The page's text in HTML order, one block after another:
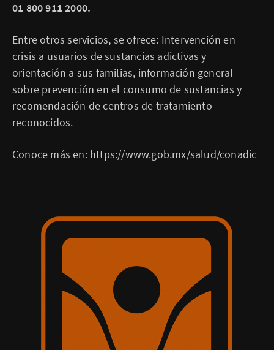
01 800 911 2000.
Entre otros servicios, se ofrece: Intervención en
crisis a usuarios de sustancias adictivas y
orientación a sus familias, información general
sobre prevención en el consumo de sustancias y
recomendación de centros de tratamiento
reconocidos.
Conoce más en: https://www.gob.mx/salud/conadic